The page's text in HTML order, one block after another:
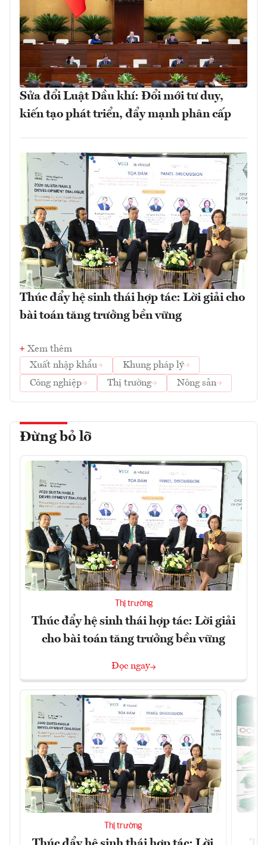
Sửa đổi Luật Dầu khí: Đổi mới tư duy,
kiến tạo phát triển, đẩy mạnh phân cấp
Thúc đẩy hệ sinh thái hợp tác: Lời giải cho
bài toán tăng trưởng bền vững
Xem thêm
Xuất nhập khẩu
Khung pháp lý
Công nghiệp
Thị trường Nông sản
Đừng bỏ lỡ
Thị trường
Thúc đẩy hệ sinh thái hợp tác: Lời giải
cho bài toán tăng trưởng bền vững
Đọc ngay
Thị trường